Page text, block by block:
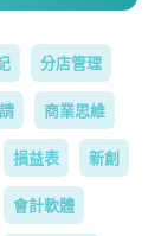
分店管理
商業思維
損益表 新創
會計軟體